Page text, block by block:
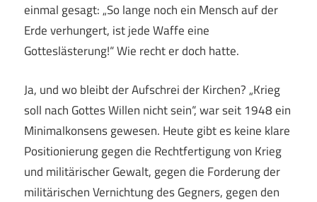
einmal gesagt: „So lange noch ein Mensch auf der
Erde verhungert, ist jede Waffe eine
Gotteslästerung!“ Wie recht er doch hatte.
Ja, und wo bleibt der Aufschrei der Kirchen? „Krieg
soll nach Gottes Willen nicht sein“, war seit 1948 ein
Minimalkonsens gewesen. Heute gibt es keine klare
Positionierung gegen die Rechtfertigung von Krieg
und militärischer Gewalt, gegen die Forderung der
militärischen Vernichtung des Gegners, gegen den